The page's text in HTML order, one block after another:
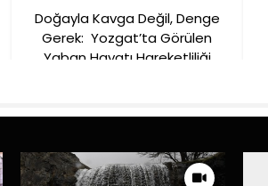
Doğayla Kavga Değil, Denge
Gerek: Yozgat’ta Görülen
Yaban Hayatı Hareketliliği